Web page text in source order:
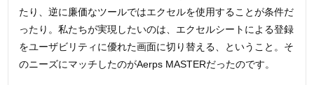
たり、逆に廉価なツールではエクセルを使用することが条件だ
ったり。私たちが実現したいのは、エクセルシートによる登録
をユーザビリティに優れた画面に切り替える、ということ。そ
のニーズにマッチしたのがAerps MASTERだったのです。